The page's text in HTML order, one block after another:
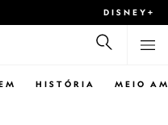
DISNEY+
HISTÓRIA MEIO